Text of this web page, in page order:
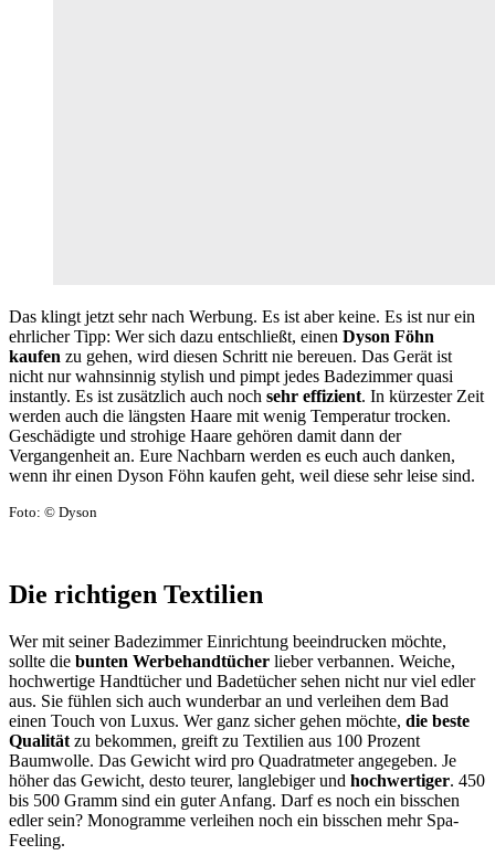
Das klingt jetzt sehr nach Werbung. Es ist aber keine. Es ist nur ein
ehrlicher Tipp: Wer sich dazu entschließt, einen Dyson Föhn
kaufen zu gehen, wird diesen Schritt nie bereuen. Das Gerät ist
nicht nur wahnsinnig stylish und pimpt jedes Badezimmer quasi
instantly. Es ist zusätzlich auch noch sehr effizient. In kürzester Zeit
werden auch die längsten Haare mit wenig Temperatur trocken.
Geschädigte und strohige Haare gehören damit dann der
Vergangenheit an. Eure Nachbarn werden es euch auch danken,
wenn ihr einen Dyson Föhn kaufen geht, weil diese sehr leise sind.
Foto: © Dyson
Die richtigen Textilien
Wer mit seiner Badezimmer Einrichtung beeindrucken möchte,
sollte die bunten Werbehandtücher lieber verbannen. Weiche,
hochwertige Handtücher und Badetücher sehen nicht nur viel edler
aus. Sie fühlen sich auch wunderbar an und verleihen dem Bad
einen Touch von Luxus. Wer ganz sicher gehen möchte, die beste
Qualität zu bekommen, greift zu Textilien aus 100 Prozent
Baumwolle. Das Gewicht wird pro Quadratmeter angegeben. Je
höher das Gewicht, desto teurer, langlebiger und hochwertiger. 450
bis 500 Gramm sind ein guter Anfang. Darf es noch ein bisschen
edler sein? Monogramme verleihen noch ein bisschen mehr Spa-
Feeling.